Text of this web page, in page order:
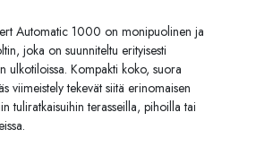
Automatic 1000 on monipuolinen ja
joka on suunniteltu erityisesti
ulkotiloissa. Kompakti koko, suora
viimeistely tekevät siitä erinomaisen
tuliratkaisuihin terasseilla, pihoilla tai